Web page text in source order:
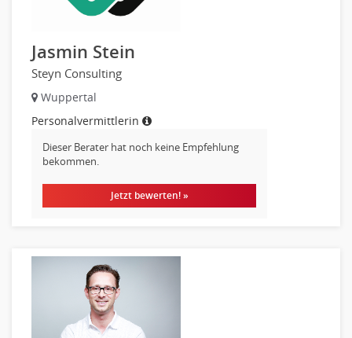
Jasmin Stein
Steyn Consulting
Wuppertal
Personalvermittlerin
Dieser Berater hat noch keine Empfehlung
bekommen.
Jetzt bewerten! »